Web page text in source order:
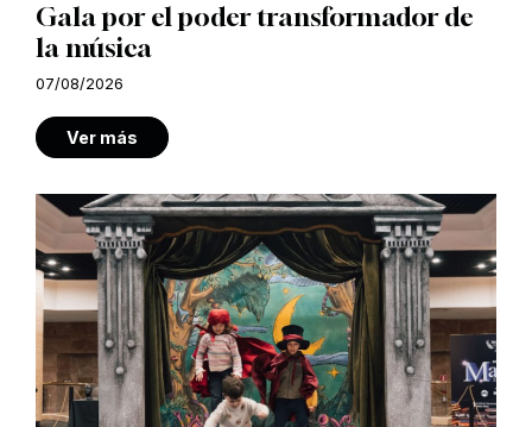
Gala por el poder transformador de
la música
07/08/2026
Ver más